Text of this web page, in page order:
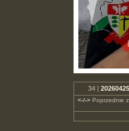
34 |
<-/->Poprzednie